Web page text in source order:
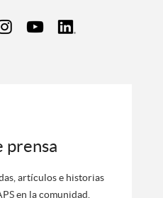
prensa
artículos e historias
en la comunidad.